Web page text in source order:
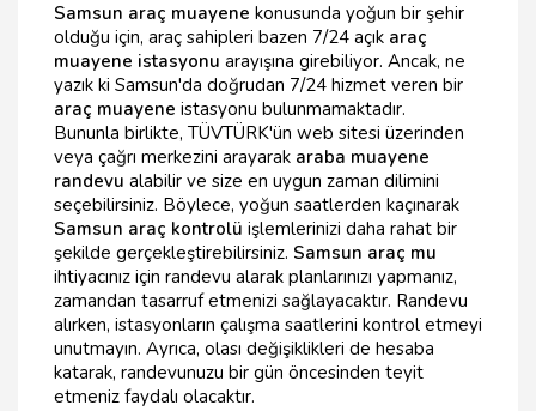
Samsun araç muayene konusunda yoğun bir şehir
olduğu için, araç sahipleri bazen 7/24 açık araç
muayene istasyonu arayışına girebiliyor. Ancak, ne
yazık ki Samsun'da doğrudan 7/24 hizmet veren bir
araç muayene istasyonu bulunmamaktadır.
Bununla birlikte, TÜVTÜRK'ün web sitesi üzerinden
veya çağrı merkezini arayarak araba muayene
randevu alabilir ve size en uygun zaman dilimini
seçebilirsiniz. Böylece, yoğun saatlerden kaçınarak
Samsun araç kontrolü işlemlerinizi daha rahat bir
şekilde gerçekleştirebilirsiniz. Samsun araç mu
ihtiyacınız için randevu alarak planlarınızı yapmanız,
zamandan tasarruf etmenizi sağlayacaktır. Randevu
alırken, istasyonların çalışma saatlerini kontrol etmeyi
unutmayın. Ayrıca, olası değişiklikleri de hesaba
katarak, randevunuzu bir gün öncesinden teyit
etmeniz faydalı olacaktır.